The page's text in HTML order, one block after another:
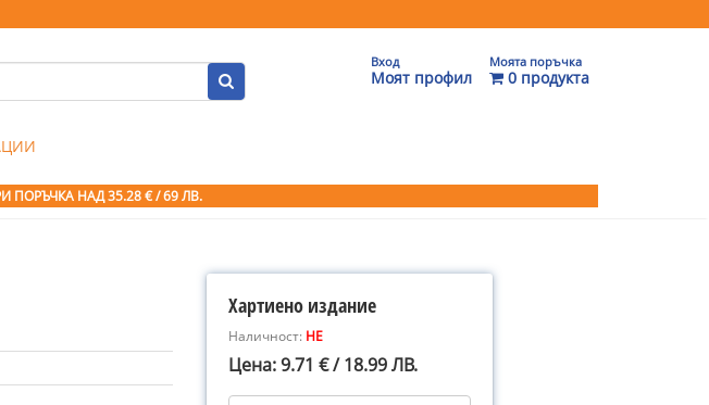
Вход
Моят профил
Моята поръчка
0 продукта
ПОРЪЧКА НАД 35.28 € / 69 ЛВ.
Хартиено издание
Наличност: НЕ
Цена: 9.71 € / 18.99 ЛВ.